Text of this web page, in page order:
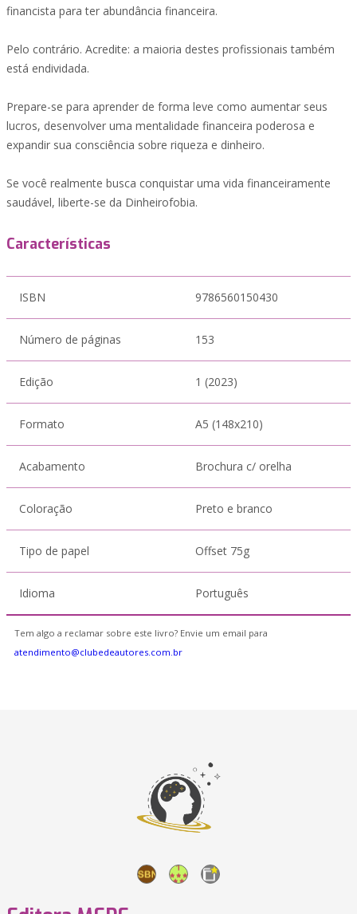
financista para ter abundância financeira.
Pelo contrário. Acredite: a maioria destes profissionais também
está endividada.
Prepare-se para aprender de forma leve como aumentar seus
lucros, desenvolver uma mentalidade financeira poderosa e
expandir sua consciência sobre riqueza e dinheiro.
Se você realmente busca conquistar uma vida financeiramente
saudável, liberte-se da Dinheirofobia.
Características
ISBN 9786560150430
Número de páginas 153
Edição 1 (2023)
Formato A5 (148x210)
Acabamento Brochura c/ orelha
Coloração Preto e branco
Tipo de papel Offset 75g
Idioma Português
Tem algo a reclamar sobre este livro? Envie um email para
atendimento@clubedeautores.com.br